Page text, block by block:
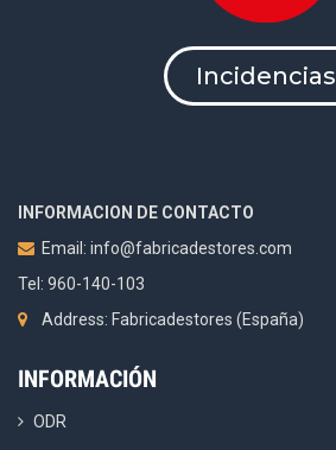
Incidencias
INFORMACION DE CONTACTO
Email: info@fabricadestores.com
Tel: 960-140-103
Address: Fabricadestores (España)
INFORMACIÓN
ODR